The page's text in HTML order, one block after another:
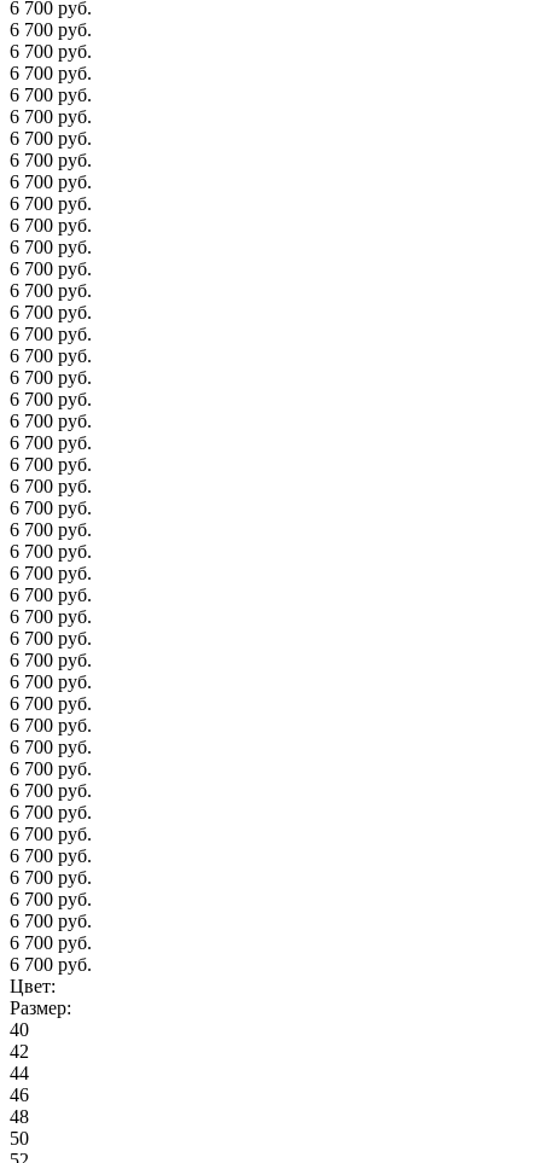
6 700 руб.
6 700 руб.
6 700 руб.
6 700 руб.
6 700 руб.
6 700 руб.
6 700 руб.
6 700 руб.
6 700 руб.
6 700 руб.
6 700 руб.
6 700 руб.
6 700 руб.
6 700 руб.
6 700 руб.
6 700 руб.
6 700 руб.
6 700 руб.
6 700 руб.
6 700 руб.
6 700 руб.
6 700 руб.
6 700 руб.
6 700 руб.
6 700 руб.
6 700 руб.
6 700 руб.
6 700 руб.
6 700 руб.
6 700 руб.
6 700 руб.
6 700 руб.
6 700 руб.
6 700 руб.
6 700 руб.
6 700 руб.
6 700 руб.
6 700 руб.
6 700 руб.
6 700 руб.
6 700 руб.
6 700 руб.
6 700 руб.
6 700 руб.
6 700 руб.
Цвет:
Размер:
40
42
44
46
48
50